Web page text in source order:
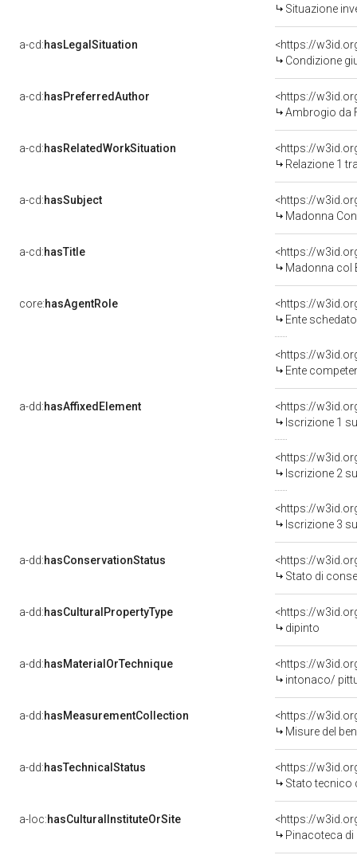
Situazione
a-cd:hasLegalSituation
<https://
Condizione
a-cd:hasPreferredAuthor
<https://
Ambrogio da
a-cd:hasRelatedWorkSituation
Relazione 1
a-cd:hasSubject
<https://
Madonna
a-cd:hasTitle
Madonna col
core:hasAgentRole
<https://
Ente schedatore del bene
<https://
Ente competente
a-dd:hasAffixedElement
<https://
Iscrizione 1
<https://
Iscrizione 2
<https://
Iscrizione 3
a-dd:hasConservationStatus
<https://
Stato di
a-dd:hasCulturalPropertyType
<https://
dipinto
a-dd:hasMaterialOrTechnique
<https://
intonaco/
a-dd:hasMeasurementCollection
<https://
Misure del
a-dd:hasTechnicalStatus
<https://
Stato tecnico
a-loc:hasCulturalInstituteOrSite
<https://
Pinacoteca di